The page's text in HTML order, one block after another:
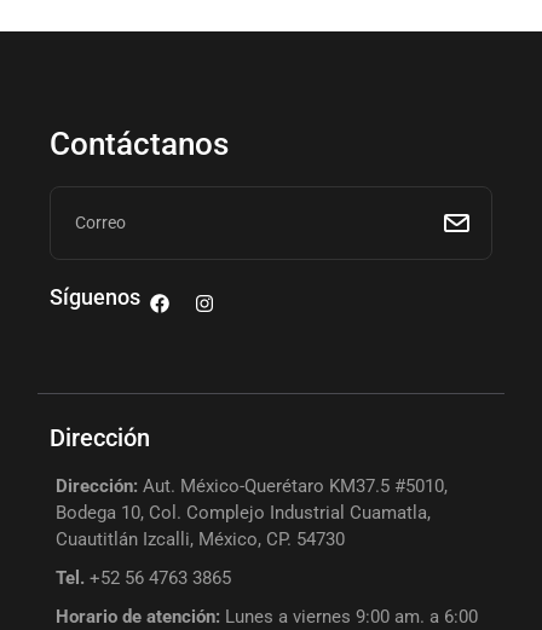
Contáctanos
Síguenos
Dirección
Dirección: Aut. México-Querétaro KM37.5 #5010,
Bodega 10, Col. Complejo Industrial Cuamatla,
Cuautitlán Izcalli, México, CP. 54730
Tel. +52 56 4763 3865
Horario de atención: Lunes a viernes 9:00 am. a 6:00